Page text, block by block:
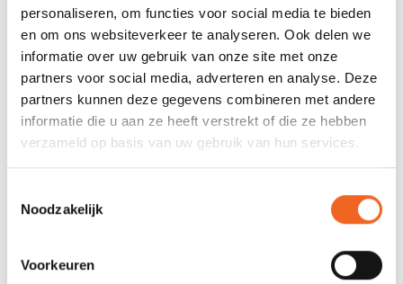
personaliseren, om functies voor social media te bieden
en om ons websiteverkeer te analyseren. Ook delen we
informatie over uw gebruik van onze site met onze
partners voor social media, adverteren en analyse. Deze
partners kunnen deze gegevens combineren met andere
informatie die u aan ze heeft verstrekt of die ze hebben
verzameld op basis van uw gebruik van hun services.
Noodzakelijk
Voorkeuren
Nog niet gewaardeerd
0 sterren op basis van 0 beoordelingen
GERELATEERDE PRODUCTEN